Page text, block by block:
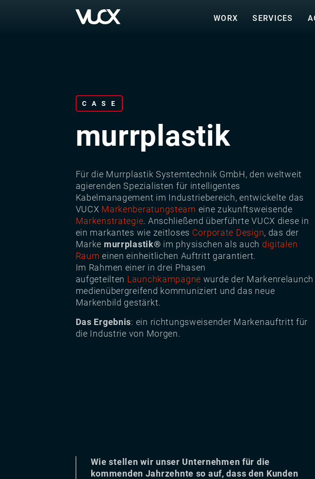
WORX SERVICES
CASE
murrplastik
Für die Murrplastik Systemtechnik GmbH, den weltweit
agierenden Spezialisten für intelligentes
Kabelmanagement im Industriebereich, entwickelte das
VUCX Markenberatungsteam eine zukunftsweisende
Markenstrategie. Anschließend überführte VUCX diese in
ein markantes wie zeitloses Corporate Design, das der
Marke murrplastik® im physischen als auch digitalen
Raum einen einheitlichen Auftritt garantiert.
Im Rahmen einer in drei Phasen
aufgeteilten Launchkampagne wurde der Markenrelaunch
medienübergreifend kommuniziert und das neue
Markenbild gestärkt.
Das Ergebnis: ein richtungsweisender Markenauftritt für
die Industrie von Morgen.
Wie stellen wir unser Unternehmen für die
kommenden Jahrzehnte so auf, dass den Kunden